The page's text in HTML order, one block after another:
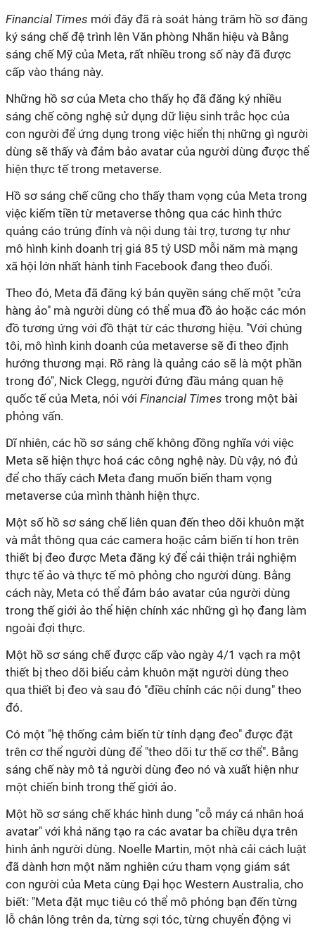
Financial Times mới đây đã rà soát hàng trăm hồ sơ đăng
ký sáng chế đệ trình lên Văn phòng Nhãn hiệu và Bằng
sáng chế Mỹ của Meta, rất nhiều trong số này đã được
cấp vào tháng này.
Những hồ sơ của Meta cho thấy họ đã đăng ký nhiều
sáng chế công nghệ sử dụng dữ liệu sinh trắc học của
con người để ứng dụng trong việc hiển thị những gì người
dùng sẽ thấy và đảm bảo avatar của người dùng được thể
hiện thực tế trong metaverse.
Hồ sơ sáng chế cũng cho thấy tham vọng của Meta trong
việc kiếm tiền từ metaverse thông qua các hình thức
quảng cáo trúng đính và nội dung tài trợ, tương tự như
mô hình kinh doanh trị giá 85 tỷ USD mỗi năm mà mạng
xã hội lớn nhất hành tinh Facebook đang theo đuổi.
Theo đó, Meta đã đăng ký bản quyền sáng chế một "cửa
hàng ảo" mà người dùng có thể mua đồ ảo hoặc các món
đồ tương ứng với đồ thật từ các thương hiệu. "Với chúng
tôi, mô hình kinh doanh của metaverse sẽ đi theo định
hướng thương mại. Rõ ràng là quảng cáo sẽ là một phần
trong đó", Nick Clegg, người đứng đầu mảng quan hệ
quốc tế của Meta, nói với Financial Times trong một bài
phỏng vấn.
Dĩ nhiên, các hồ sơ sáng chế không đồng nghĩa với việc
Meta sẽ hiện thực hoá các công nghệ này. Dù vậy, nó đủ
để cho thấy cách Meta đang muốn biến tham vọng
metaverse của mình thành hiện thực.
Một số hồ sơ sáng chế liên quan đến theo dõi khuôn mặt
và mắt thông qua các camera hoặc cảm biến tí hon trên
thiết bị đeo được Meta đăng ký để cải thiện trải nghiệm
thực tế ảo và thực tế mô phỏng cho người dùng. Bằng
cách này, Meta có thể đảm bảo avatar của người dùng
trong thế giới ảo thể hiện chính xác những gì họ đang làm
ngoài đợi thực.
Một hồ sơ sáng chế được cấp vào ngày 4/1 vạch ra một
thiết bị theo dõi biểu cảm khuôn mặt người dùng theo
qua thiết bị đeo và sau đó "điều chỉnh các nội dung" theo
đó.
Có một "hệ thống cảm biến từ tính dạng đeo" được đặt
trên cơ thể người dùng để "theo dõi tư thế cơ thể". Bằng
sáng chế này mô tả người dùng đeo nó và xuất hiện như
một chiến binh trong thế giới ảo.
Một hồ sơ sáng chế khác hình dung "cỗ máy cá nhân hoá
avatar" với khả năng tạo ra các avatar ba chiều dựa trên
hình ảnh người dùng. Noelle Martin, một nhà cải cách luật
đã dành hơn một năm nghiên cứu tham vọng giám sát
con người của Meta cùng Đại học Western Australia, cho
biết: "Meta đặt mục tiêu có thể mô phỏng bạn đến từng
lỗ chân lông trên da, từng sợi tóc, từng chuyển động vi